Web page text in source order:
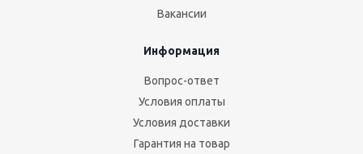
Вакансии
Информация
Вопрос-ответ
Условия оплаты
Условия доставки
Гарантия на товар